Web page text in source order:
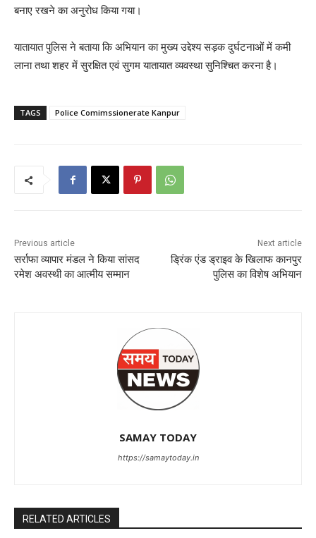
बनाए रखने का अनुरोध किया गया।
यातायात पुलिस ने बताया कि अभियान का मुख्य उद्देश्य सड़क दुर्घटनाओं में कमी
लाना तथा शहर में सुरक्षित एवं सुगम यातायात व्यवस्था सुनिश्चित करना है।
TAGS Police Comimssionerate Kanpur
Previous article
सर्राफा व्यापार मंडल ने किया सांसद
रमेश अवस्थी का आत्मीय सम्मान
Next article
ड्रिंक एंड ड्राइव के खिलाफ कानपुर
पुलिस का विशेष अभियान
SAMAY TODAY
https://samaytoday.in
RELATED ARTICLES